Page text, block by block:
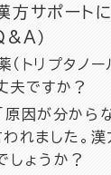
方サポート
）
（トリプタノー
夫ですか？
原因が分から
われました。
しょうか？